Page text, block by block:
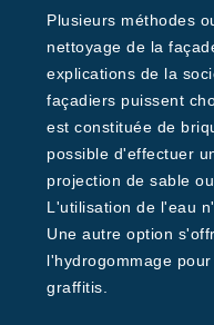
Plusieurs méthodes
nettoyage de la
explications de la
façadiers puissent
est constituée de
possible d'effectuer
projection de sable
L'utilisation de l'eau
Une autre option
l'hydrogommage
graffitis.